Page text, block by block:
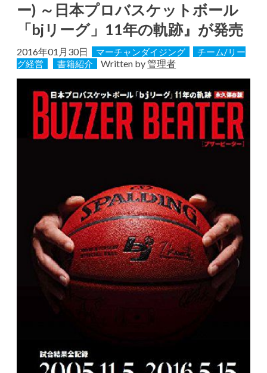
ー) ～日本プロバスケットボール
「bjリーグ」11年の軌跡』が発売
2016年01月30日 マーチャンダイジング
チーム/リー
グ経営
書籍紹介 Written by管理者